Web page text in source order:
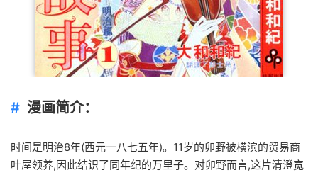
漫画简介：
时间是明治8年(西元一八七五年)。11岁的卯野被横滨的贸易商
叶屋领养,因此结识了同年纪的万里子。对卯野而言,这片清澄宽